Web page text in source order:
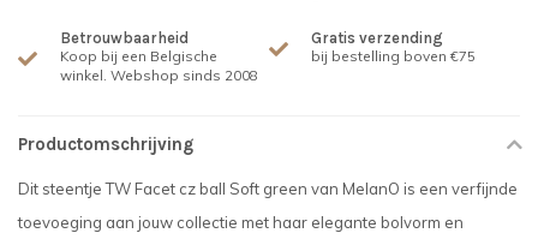
Betrouwbaarheid
Koop bij een Belgische
winkel. Webshop sinds 2008
Gratis verzending
bij bestelling boven €75
Productomschrijving
Dit steentje TW Facet cz ball Soft green van MelanO is een verfijnde
toevoeging aan jouw collectie met haar elegante bolvorm en